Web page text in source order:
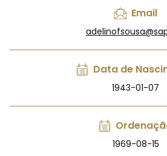
Email
Data de
1943-01-07
1969-08-15